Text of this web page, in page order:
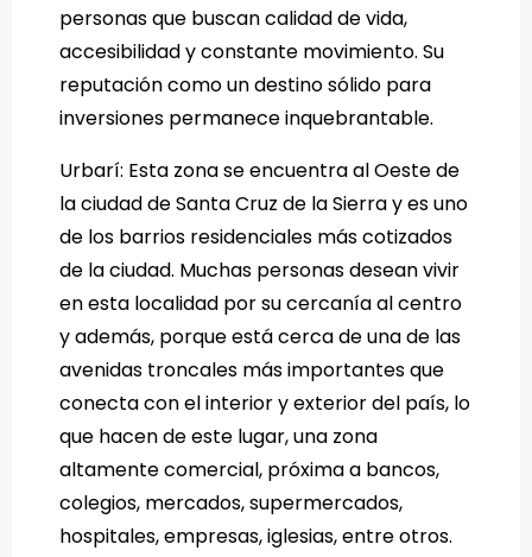
personas que buscan calidad de vida,
accesibilidad y constante movimiento. Su
reputación como un destino sólido para
inversiones permanece inquebrantable.
Urbarí: Esta zona se encuentra al Oeste de
la ciudad de Santa Cruz de la Sierra y es uno
de los barrios residenciales más cotizados
de la ciudad. Muchas personas desean vivir
en esta localidad por su cercanía al centro
y además, porque está cerca de una de las
avenidas troncales más importantes que
conecta con el interior y exterior del país, lo
que hacen de este lugar, una zona
altamente comercial, próxima a bancos,
colegios, mercados, supermercados,
hospitales, empresas, iglesias, entre otros.